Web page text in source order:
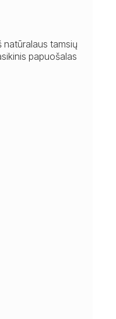
natūralaus tamsių
papuošalas